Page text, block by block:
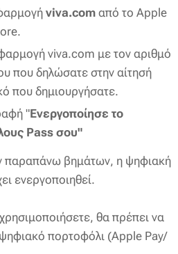
viva.com από το Apple
viva.com με τον αριθμό
που δηλώσατε στην αίτησή
που δημιουργήσατε.
"Ενεργοποίησε το
Pass σου"
παραπάνω βημάτων, η ψηφιακή
ενεργοποιηθεί.
θα πρέπει να
πορτοφόλι (Apple Pay/